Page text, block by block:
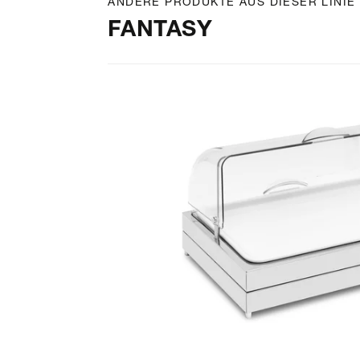
ANDERE PRODUKTE AUS DIESER LINIE
FANTASY